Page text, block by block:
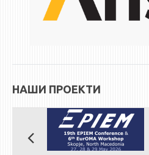
НАШИ ПРОЕКТИ